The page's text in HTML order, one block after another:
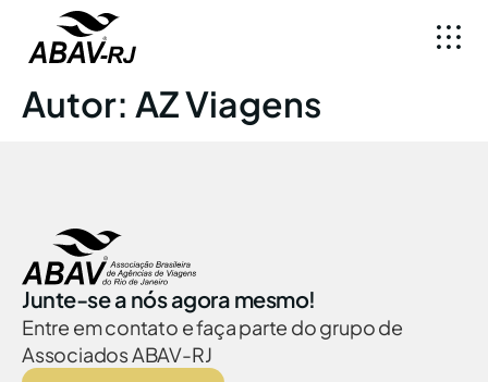
Autor: AZ Viagens
Junte-se a nós agora mesmo!
Entre em contato e faça parte do grupo de
Associados ABAV-RJ